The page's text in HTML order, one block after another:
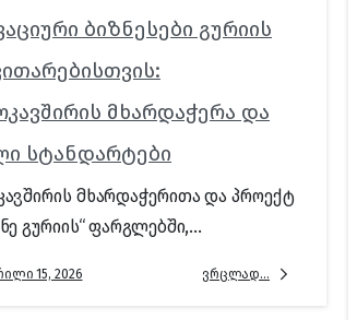
ბიზნესები გურიის
მხარდაჭერა და
სტანდარტები
მხარდაჭერითა და პროექტ
გურიის“ ფარგლებში,...
15, 2026 ვრცლად...